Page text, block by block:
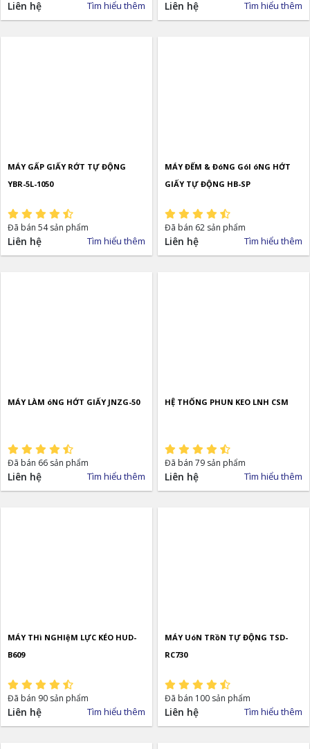
Liên hệ Tìm hiểu thêm Liên hệ Tìm hiểu thêm
MÁY GẤP GIẤY RỚT TỰ ĐỘNG
YBR-5L-1050
Đã bán 54 sản phẩm
Liên hệ Tìm hiểu thêm
MÁY ĐẾM & ĐóNG GóI óNG HỚT
GIẤY TỰ ĐỘNG HB-SP
Đã bán 62 sản phẩm
Liên hệ Tìm hiểu thêm
MÁY LÀM óNG HỚT GIẤY JNZG-50
Đã bán 66 sản phẩm
Liên hệ Tìm hiểu thêm
HỆ THỐNG PHUN KEO LNH CSM
Đã bán 79 sản phẩm
Liên hệ Tìm hiểu thêm
MÁY THì NGHIệM LỰC KÉO HUD-
B609
Đã bán 90 sản phẩm
Liên hệ Tìm hiểu thêm
MÁY UóN TRồN TỰ ĐỘNG TSD-
RC730
Đã bán 100 sản phẩm
Liên hệ Tìm hiểu thêm